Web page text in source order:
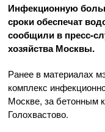
Инфекционную
сроки обеспечат
сообщили в пресс-
хозяйства Москвы.
Ранее в материалах
комплекс
Москве, за бетонным
Голохвастово.